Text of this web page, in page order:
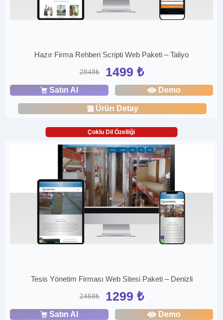
Hazır Firma Rehberi Scripti Web Paketi – Taliyo
2848₺ 1499 ₺
Satın Al Demo
Ürün Detay
Çoklu Dil Özelliği
Tesis Yönetim Firması Web Sitesi Paketi – Denizli
2468₺ 1299 ₺
Satın Al Demo